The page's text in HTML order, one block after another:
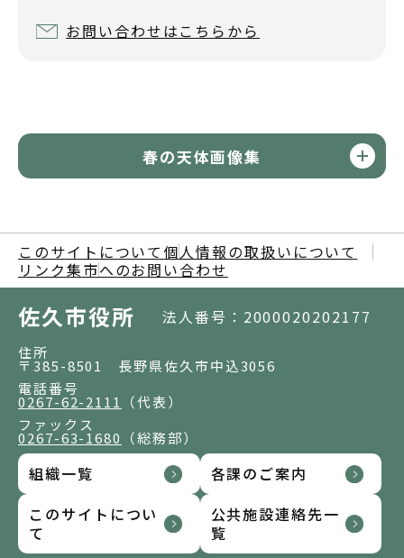
お問い合わせはこちらから
春の天体画像集
このサイトについて 個人情報の取扱いについて
リンク集市へのお問い合わせ
佐久市役所 法人番号：2000020202177
住所
〒385-8501 長野県佐久市中込3056
電話番号
0267-62-2111
（代表）
ファックス
0267-63-1680 （総務部）
組織一覧
各課のご案内
このサイトについ
て
公共施設連絡先一
覧